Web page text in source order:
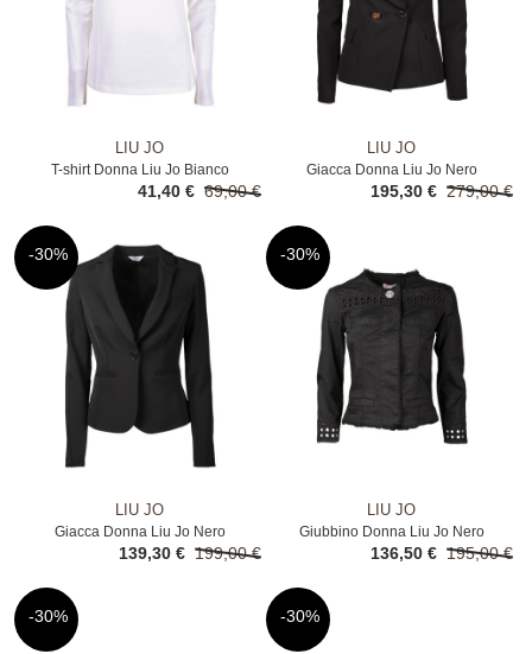
LIU JO
T-shirt Donna Liu Jo Bianco
69,00 €
41,40 €
LIU JO
Giacca Donna Liu Jo Nero
279,00 €
195,30 €
-30%
LIU JO
Giacca Donna Liu Jo Nero
199,00 €
139,30 €
-30%
LIU JO
Giubbino Donna Liu Jo Nero
195,00 €
136,50 €
-30% -30%